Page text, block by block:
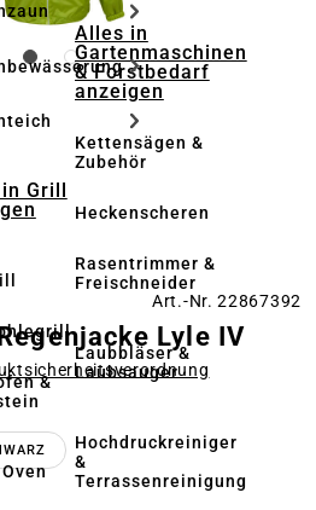
Grill
&
Alles in
Gartenmaschinen
& Forstbedarf
anzeigen
Kettensägen &
Zubehör
Heckenscheren
Rasentrimmer &
Freischneider
Laubbläser &
Laubsauger
Hochdruckreiniger
&
Terrassenreinigung
Art.-Nr. 22867392
Lyle IV